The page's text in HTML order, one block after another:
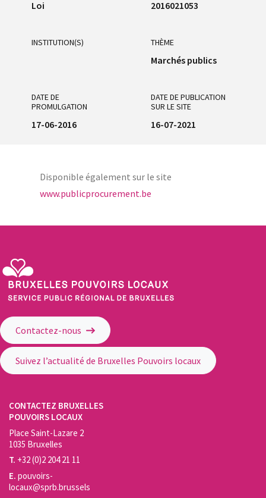
Loi 2016021053
INSTITUTION(S) THÈME
Marchés publics
DATE DE
PROMULGATION
17-06-2016
DATE DE PUBLICATION
SUR LE SITE
16-07-2021
Disponible également sur le site
www.publicprocurement.be
Contactez-nous
Suivez l’actualité de Bruxelles Pouvoirs locaux
CONTACTEZ BRUXELLES
POUVOIRS LOCAUX
Place Saint-Lazare 2
1035 Bruxelles
T. +32 (0)2 204 21 11
E. pouvoirs-
locaux@sprb.brussels